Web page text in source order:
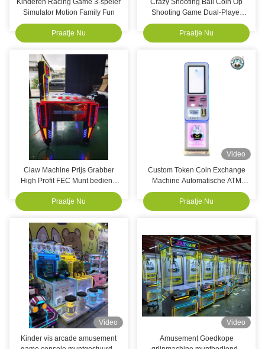
Kinderen Racing Game 3-speler
Simulator Motion Family Fun
Praatje Nu
Crazy Shooting Ball Coin Op
Shooting Game Dual-Player
Arcade
Praatje Nu
Claw Machine Prijs Grabber
High Profit FEC Munt bediend
Claw Machine
Praatje Nu
Video
Custom Token Coin Exchange
Machine Automatische ATM
Valuta Ruilmachine
Praatje Nu
Video
Kinder vis arcade amusement
Video
Amusement Goedkope